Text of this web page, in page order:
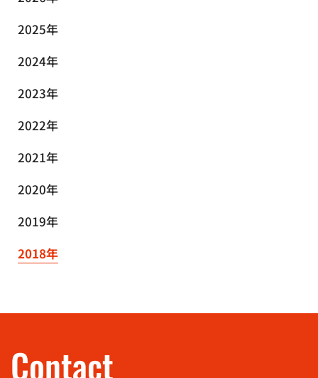
2025年
2024年
2023年
2022年
2021年
2020年
2019年
2018年
Contact